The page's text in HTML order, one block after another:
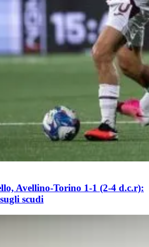
Avellino-Torino 1-1 (2-4 d.c.r):
scudi